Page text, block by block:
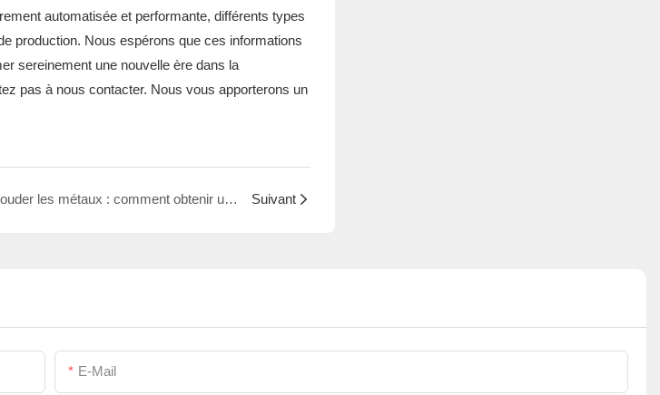
automatisée et performante, différents types
production. Nous espérons que ces informations
sereinement une nouvelle ère dans la
pas à nous contacter. Nous vous apporterons un
Machines à souder les métaux : comment obtenir une soudure de haute qualité Suivant
E-Mail